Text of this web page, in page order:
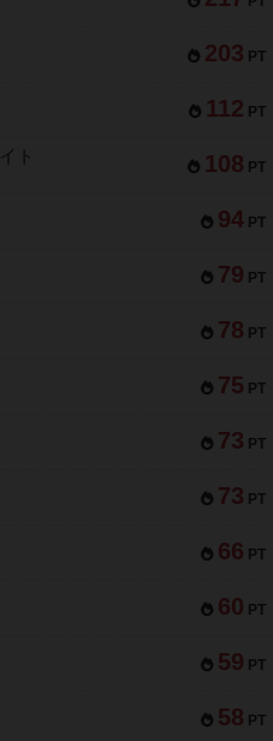
203 PT
112 PT
108 PT
ト
94 PT
79 PT
78 PT
75 PT
73 PT
73 PT
66 PT
60 PT
59 PT
58 PT